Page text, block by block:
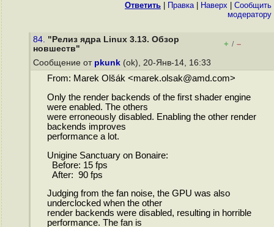
Ответить Правка| Наверх
Cообщить
модератору
84. "Релиз ядра Linux 3.13. Обзор
новшеств"
+ / –
Сообщение от pkunk (ok), 20-Янв-14, 16:33
From: Marek Olšák <marek.olsak@amd.com>
Only the render backends of the first shader engine
were enabled. The others
were erroneously disabled. Enabling the other render
backends improves
performance a lot.
Unigine Sanctuary on Bonaire:
Before: 15 fps
After: 90 fps
Judging from the fan noise, the GPU was also
underclocked when the other
render backends were disabled, resulting in horrible
performance. The fan is